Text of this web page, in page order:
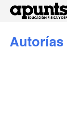
Autorías